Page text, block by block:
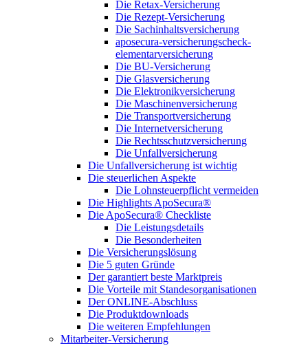
Die Retax-Versicherung
Die Rezept-Versicherung
Die Sachinhaltsversicherung
aposecura-versicherungscheck-
elementarversicherung
Die BU-Versicherung
Die Glasversicherung
Die Elektronikversicherung
Die Maschinenversicherung
Die Transportversicherung
Die Internetversicherung
Die Rechtsschutzversicherung
Die Unfallversicherung
Die Unfallversicherung ist wichtig
Die steuerlichen Aspekte
Die Lohnsteuerpflicht vermeiden
Die Highlights ApoSecura®
Die ApoSecura® Checkliste
Die Leistungsdetails
Die Besonderheiten
Die Versicherungslösung
Die 5 guten Gründe
Der garantiert beste Marktpreis
Die Vorteile mit Standesorganisationen
Der ONLINE-Abschluss
Die Produktdownloads
Die weiteren Empfehlungen
Mitarbeiter-Versicherung